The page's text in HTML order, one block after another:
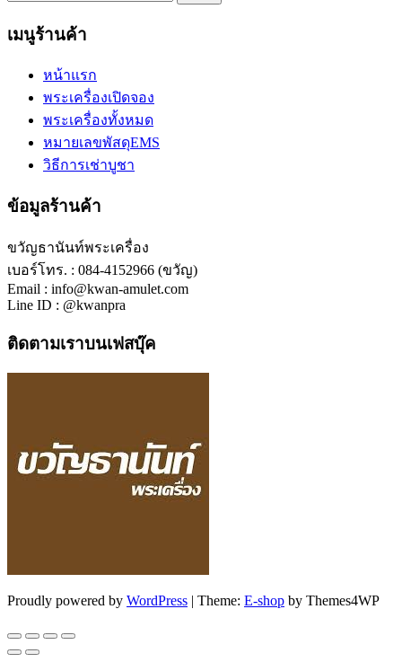
เมนูร้านค้า
หน้าแรก
พระเครื่องเปิดจอง
พระเครื่องทั้งหมด
หมายเลขพัสดุEMS
วิธีการเช่าบูชา
ข้อมูลร้านค้า
ขวัญธานันท์พระเครื่อง
เบอร์โทร. : 084-4152966 (ขวัญ)
Email : info@kwan-amulet.com
Line ID : @kwanpra
ติดตามเราบนเฟสบุ๊ค
Proudly powered by WordPress | Theme: E-shop by Themes4WP